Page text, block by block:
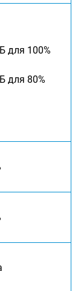
для 100%
для 80%